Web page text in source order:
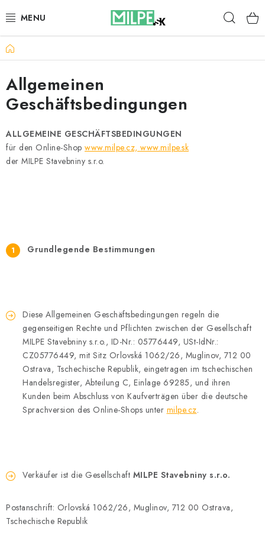
Inhalt
DACHFENSTER
DACHBODENTREPPE
HAUS UND GARTEN
BAU
Richtlinien zur Verwendung von Cookies
Startseite
Allgemeinen
Geschäftsbedingungen
ALLGEMEINE GESCHÄFTSBEDINGUNGEN
für den Online-Shop www.milpe.cz, www.milpe.sk
der MILPE Stavebniny s.r.o.
Grundlegende Bestimmungen
Diese Allgemeinen Geschäftsbedingungen regeln die
gegenseitigen Rechte und Pflichten zwischen der Gesellschaft
MILPE Stavebniny s.r.o., ID-Nr.: 05776449, USt-IdNr.:
CZ05776449, mit Sitz Orlovská 1062/26, Muglinov, 712 00
Ostrava, Tschechische Republik, eingetragen im tschechischen
Handelsregister, Abteilung C, Einlage 69285, und ihren
Kunden beim Abschluss von Kaufverträgen über die deutsche
Sprachversion des Online-Shops unter milpe.cz.
Verkäufer ist die Gesellschaft MILPE Stavebniny s.r.o.
Postanschrift: Orlovská 1062/26, Muglinov, 712 00 Ostrava,
Tschechische Republik